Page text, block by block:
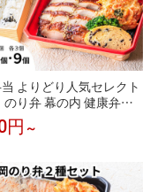
よりどり人気セレクト
り弁 幕の内 健康弁当 3
個 冷凍駅弁 焼津 かつお
かき揚げ 和風 お取り
肉 魚 ご飯付き 時短調理
円 ～